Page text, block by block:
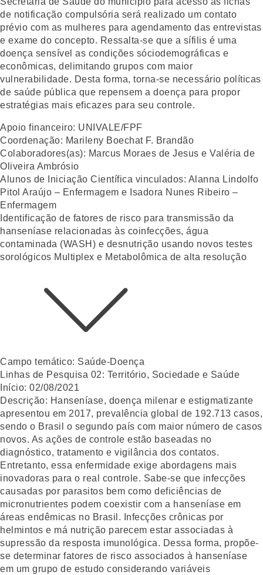
de notificação compulsória será realizado um contato
prévio com as mulheres para agendamento das entrevistas
e exame do concepto. Ressalta-se que a sífilis é uma
doença sensível as condições sóciodemográficas e
econômicas, delimitando grupos com maior
vulnerabilidade. Desta forma, torna-se necessário políticas
de saúde pública que repensem a doença para propor
estratégias mais eficazes para seu controle.
Apoio financeiro: UNIVALE/FPF
Coordenação: Marileny Boechat F. Brandão
Colaboradores(as): Marcus Moraes de Jesus e Valéria de
Oliveira Ambrósio
Alunos de Iniciação Científica vinculados: Alanna Lindolfo
Pitol Araújo – Enfermagem e Isadora Nunes Ribeiro –
Enfermagem
Identificação de fatores de risco para transmissão da
hanseníase relacionadas às coinfecções, água
contaminada (WASH) e desnutrição usando novos testes
sorológicos Multiplex e Metabolômica de alta resolução
Campo temático: Saúde-Doença
Linhas de Pesquisa 02: Território, Sociedade e Saúde
Início: 02/08/2021
Descrição: Hanseníase, doença milenar e estigmatizante
apresentou em 2017, prevalência global de 192.713 casos,
sendo o Brasil o segundo país com maior número de casos
novos. As ações de controle estão baseadas no
diagnóstico, tratamento e vigilância dos contatos.
Entretanto, essa enfermidade exige abordagens mais
inovadoras para o real controle. Sabe-se que infecções
causadas por parasitos bem como deficiências de
micronutrientes podem coexistir com a hanseníase em
áreas endêmicas no Brasil. Infecções crônicas por
helmintos e má nutrição parecem estar associadas à
supressão da resposta imunológica. Dessa forma, propõe-
se determinar fatores de risco associados à hanseníase
em um grupo de estudo considerando variáveis